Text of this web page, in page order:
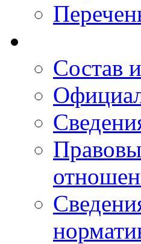
Состав